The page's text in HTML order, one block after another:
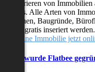
Inserieren von Immobilien
Alle Arten von
Baugründe,
gratis inseriert werden.
deine Immobilie jetzt
wurde Flatbee